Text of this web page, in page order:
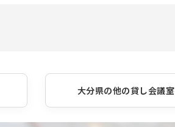
大分県の他の貸し会議